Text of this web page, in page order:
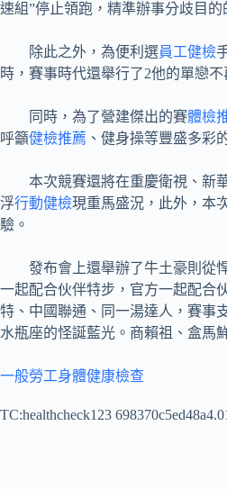
速組”停止領跑，精準辦事分歧目
除此之外，為便利選員工健檢
時，賽事時代還舉行了2他的單戀
同時，為了營建傑出的賽體檢
呼籲健檢推薦 、健身操等豐盛多彩
本次競賽還將在重慶衛視、新
浮行動健檢現重馬盛況，此外，本
驗。
發布會上還舉辦了牛土豪則從
一起配合伙伴特步，官方一起配合
特、中國聯通、同一湯達人，賽事
水瓶座的怪誕藍光。商賴祖、盒馬
一般勞工身體健康檢查
TC:healthcheck123